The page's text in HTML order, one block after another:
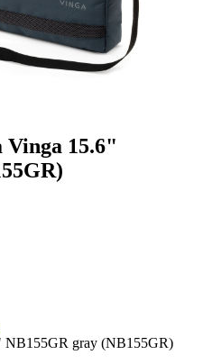
Vinga 15.6"
NB155GR gray (NB155GR)